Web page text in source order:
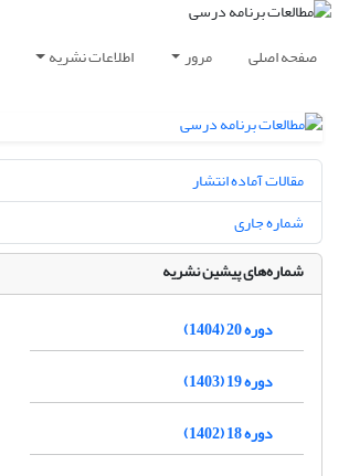
صفحه اصلی مرور اطلاعات نشریه
مقالات آماده انتشار
شماره جاری
شماره‌های پیشین نشریه
دوره 20 (1404)
دوره 19 (1403)
دوره 18 (1402)